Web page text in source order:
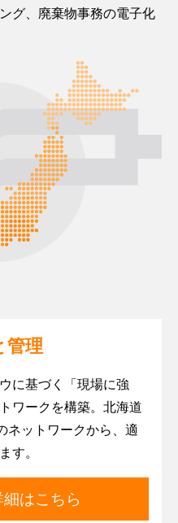
グ、廃棄物事務の電子化
管理
に基づく「現場に強
ワークを構築。北海道
ネットワークから、適
す。
はこちら